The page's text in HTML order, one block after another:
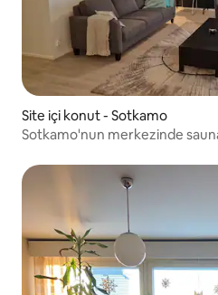
Site içi konut - Sotkamo
Sotkamo'nun merkezinde